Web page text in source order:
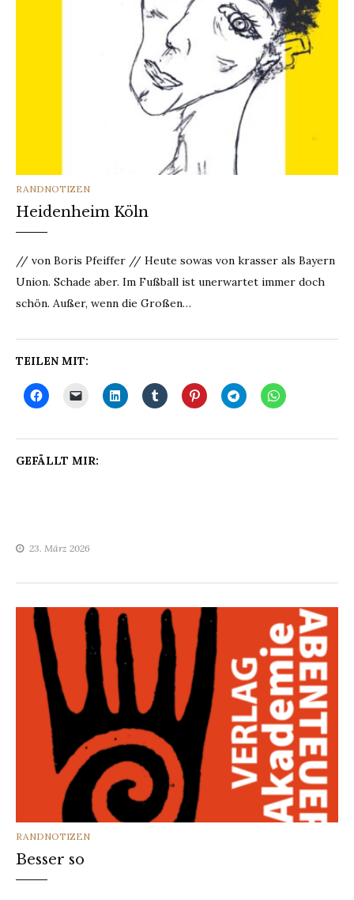
CATEGORIES
RANDNOTIZEN
Heidenheim Köln
// von Boris Pfeiffer // Heute sowas von krasser als Bayern
Union. Schade aber. Im Fußball ist unerwartet immer doch
schön. Außer, wenn die Großen…
TEILEN MIT:
GEFÄLLT MIR:
23. März 2026
CATEGORIES
RANDNOTIZEN
Besser so